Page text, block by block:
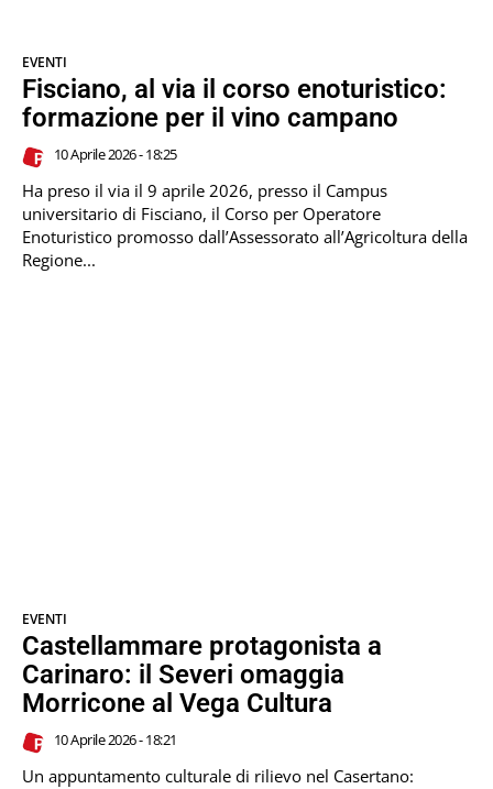
EVENTI
Fisciano, al via il corso enoturistico:
formazione per il vino campano
10 Aprile 2026 - 18:25
Ha preso il via il 9 aprile 2026, presso il Campus
universitario di Fisciano, il Corso per Operatore
Enoturistico promosso dall’Assessorato all’Agricoltura della
Regione...
EVENTI
Castellammare protagonista a
Carinaro: il Severi omaggia
Morricone al Vega Cultura
10 Aprile 2026 - 18:21
Un appuntamento culturale di rilievo nel Casertano: